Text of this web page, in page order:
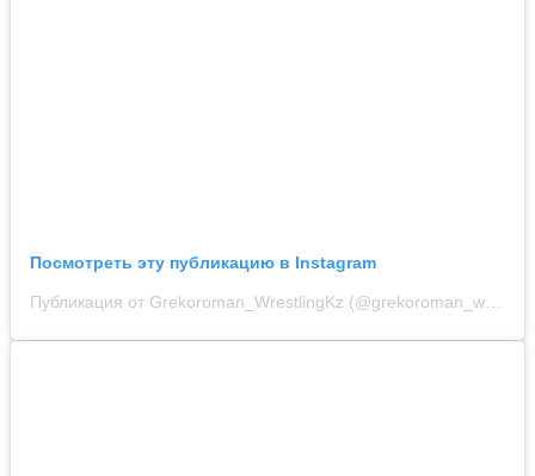
Посмотреть эту публикацию в Instagram